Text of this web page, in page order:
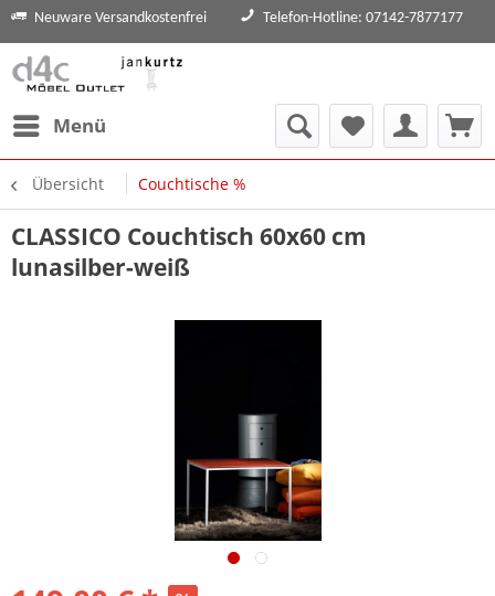
Neuware Versandkostenfrei Telefon-Hotline: 07142-7877177
Menü
Übersicht Couchtische %
CLASSICO Couchtisch 60x60 cm
lunasilber-weiß